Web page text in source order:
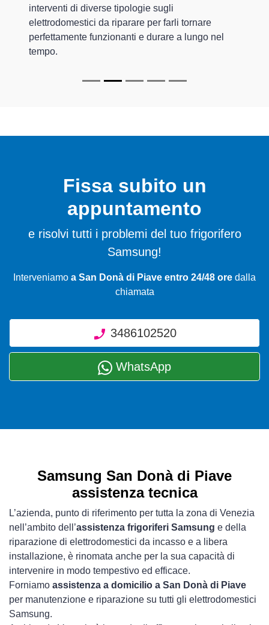
interventi di diverse tipologie sugli
elettrodomestici da riparare per farli tornare
perfettamente funzionanti e durare a lungo nel
tempo.
Fissa subito un
appuntamento
e risolvi tutti i problemi del tuo frigorifero
Samsung!
Interveniamo a San Donà di Piave entro 24/48 ore dalla
chiamata
3486102520
WhatsApp
Samsung San Donà di Piave
assistenza tecnica
L’azienda, punto di riferimento per tutta la zona di Venezia
nell’ambito dell’assistenza frigoriferi Samsung e della
riparazione di elettrodomestici da incasso e a libera
installazione, è rinomata anche per la sua capacità di
intervenire in modo tempestivo ed efficace.
Forniamo assistenza a domicilio a San Donà di Piave
per manutenzione e riparazione su tutti gli elettrodomestici
Samsung.